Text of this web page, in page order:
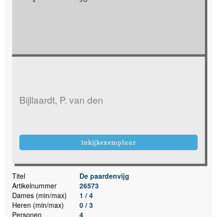
Bijllaardt, P. van den
Inkijkexemplaar
Titel
De paardenvijg
Artikelnummer
26573
Dames (min/max)
1 / 4
Heren (min/max)
0 / 3
Personen
4